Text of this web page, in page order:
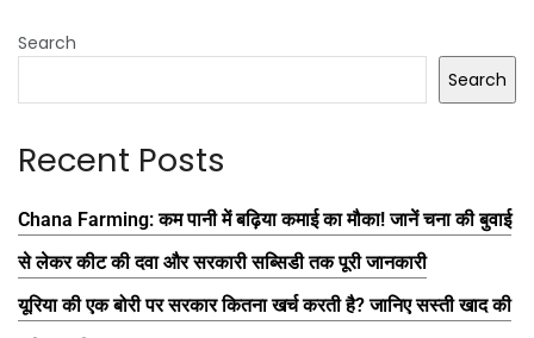
Search
Search
Recent Posts
Chana Farming: कम पानी में बढ़िया कमाई का मौका! जानें चना की बुवाई
से लेकर कीट की दवा और सरकारी सब्सिडी तक पूरी जानकारी
यूरिया की एक बोरी पर सरकार कितना खर्च करती है? जानिए सस्ती खाद की